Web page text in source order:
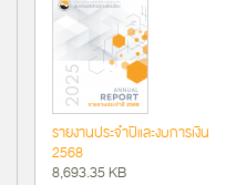
รายงานประจำปีและงบการเงิน
2568
8,693.35 KB